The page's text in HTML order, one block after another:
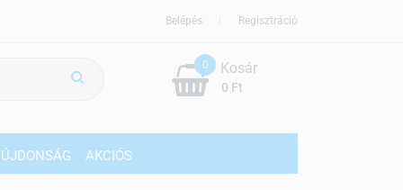
Regisztráció
Belépés
0
0 Ft
Kosár
ÚJDONSÁG AKCIÓS